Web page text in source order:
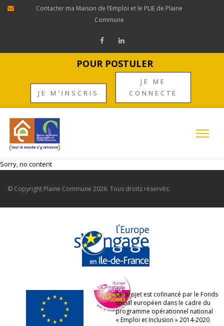
Contacter ma Maison de l’Emploi et le PLIE de Plaine
Commune
POUR POSTULER
JE M'INSCRIS
JE ME
CONNECTE
Sorry, no content
© Copyright Plaine Commune 2026. Tous droits réservés.
Ce projet est cofinancé par le Fonds
social européen dans le cadre du
programme opérationnel national
« Emploi et Inclusion » 2014-2020